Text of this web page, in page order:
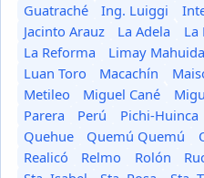
Guatraché
Ing. Luiggi
Jacinto Arauz
La Adela La
La Reforma
Limay Mahuida
Luan Toro
Macachín
Metileo
Miguel Cané
Parera
Perú Pichi-Huinca
Quehue
Quemú Quemú
Realicó
Relmo Rolón